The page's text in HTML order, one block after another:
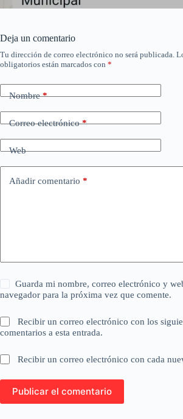
Deja un comentario
Tu dirección de correo electrónico no será publicada.
obligatorios están marcados con *
Nombre*
Correo electrónico*
Web
Añadir comentario *
Guarda mi nombre, correo electrónico y
navegador para la próxima vez que comente.
Recibir un correo electrónico con los
comentarios a esta entrada.
Recibir un correo electrónico con cada
Publicar el comentario